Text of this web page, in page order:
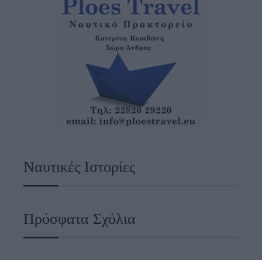
Ναυτικές Ιστορίες
Πρόσφατα Σχόλια